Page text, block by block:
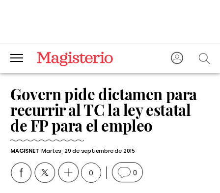
Govern pide dictamen para
recurrir al TC la ley estatal
de FP para el empleo
MAGISNET Martes, 29 de septiembre de 2015
0 0